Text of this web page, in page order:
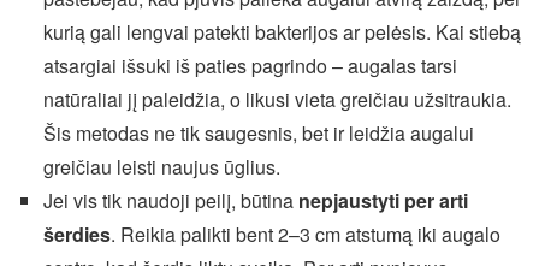
kurią gali lengvai patekti bakterijos ar pelėsis. Kai stiebą
atsargiai išsuki iš paties pagrindo – augalas tarsi
natūraliai jį paleidžia, o likusi vieta greičiau užsitraukia.
Šis metodas ne tik saugesnis, bet ir leidžia augalui
greičiau leisti naujus ūglius.
Jei vis tik naudoji peilį, būtina nepjaustyti per arti
šerdies. Reikia palikti bent 2–3 cm atstumą iki augalo